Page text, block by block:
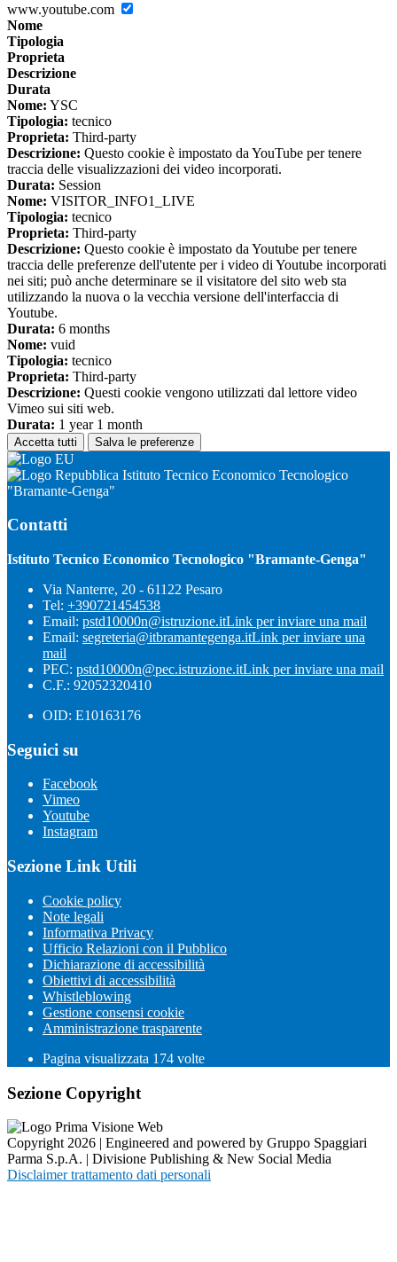
www.youtube.com
Nome
Tipologia
Proprieta
Descrizione
Durata
Nome: YSC
Tipologia: tecnico
Proprieta: Third-party
Descrizione: Questo cookie è impostato da YouTube per tenere
traccia delle visualizzazioni dei video incorporati.
Durata: Session
Nome: VISITOR_INFO1_LIVE
Tipologia: tecnico
Proprieta: Third-party
Descrizione: Questo cookie è impostato da Youtube per tenere
traccia delle preferenze dell'utente per i video di Youtube incorporati
nei siti; può anche determinare se il visitatore del sito web sta
utilizzando la nuova o la vecchia versione dell'interfaccia di
Youtube.
Durata: 6 months
Nome: vuid
Tipologia: tecnico
Proprieta: Third-party
Descrizione: Questi cookie vengono utilizzati dal lettore video
Vimeo sui siti web.
Durata: 1 year 1 month
Accetta tutti Salva le preferenze
Istituto Tecnico Economico Tecnologico
"Bramante-Genga"
Contatti
Istituto Tecnico Economico Tecnologico "Bramante-Genga"
Via Nanterre, 20 - 61122 Pesaro
Tel: +390721454538
Email: pstd10000n@istruzione.itLink per inviare una mail
Email: segreteria@itbramantegenga.itLink per inviare una
mail
PEC: pstd10000n@pec.istruzione.itLink per inviare una mail
C.F.: 92052320410
OID: E10163176
Seguici su
Facebook
Vimeo
Youtube
Instagram
Sezione Link Utili
Cookie policy
Note legali
Informativa Privacy
Ufficio Relazioni con il Pubblico
Dichiarazione di accessibilità
Obiettivi di accessibilità
Whistleblowing
Gestione consensi cookie
Amministrazione trasparente
Pagina visualizzata 174 volte
Sezione Copyright
Copyright 2026 | Engineered and powered by Gruppo Spaggiari
Parma S.p.A. | Divisione Publishing & New Social Media
Disclaimer trattamento dati personali